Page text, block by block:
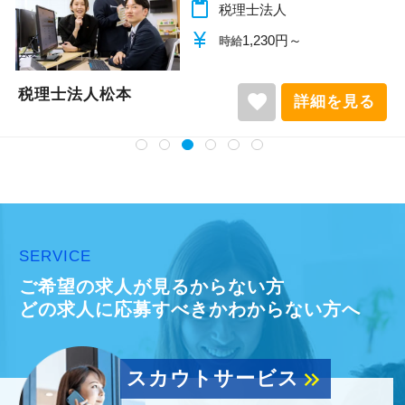
content_paste 税理士法人
currency_yen 時給1,140円～
税理士法人松本 favorite 詳細を見
SERVICE
ご希望の求人が見るからない方
どの求人に応募すべきかわからない方へ
スカウトサービスkeyboard_double_arrow_right